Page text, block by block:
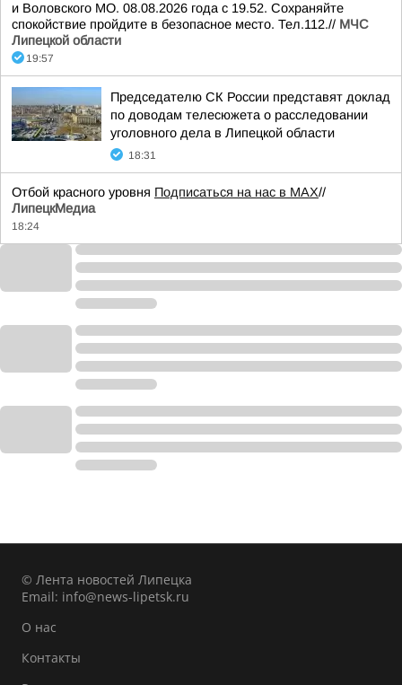
и Воловского МО. 08.08.2026 года с 19.52. Сохраняйте
спокойствие пройдите в безопасное место. Тел.112.// МЧС
Липецкой области
19:57
Председателю СК России представят доклад
по доводам телесюжета о расследовании
уголовного дела в Липецкой области
18:31
Отбой красного уровня Подписаться на нас в МАХ//
ЛипецкМедиа
18:24
© Лента новостей Липецка
Email: info@news-lipetsk.ru
О нас
Контакты